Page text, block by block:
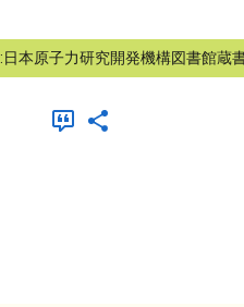
日本原子力研究開発機構図書館蔵